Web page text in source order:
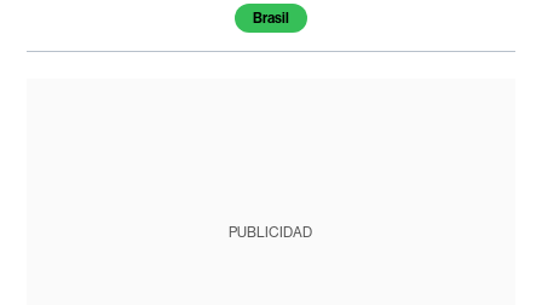
Brasil
PUBLICIDAD